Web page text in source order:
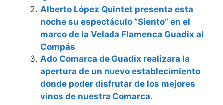
Alberto López Quintet presenta esta
noche su espectáculo “Siento” en el
marco de la Velada Flamenca Guadix al
Compás
Ado Comarca de Guadix realizara la
apertura de un nuevo establecimiento
donde poder disfrutar de los mejores
vinos de nuestra Comarca.